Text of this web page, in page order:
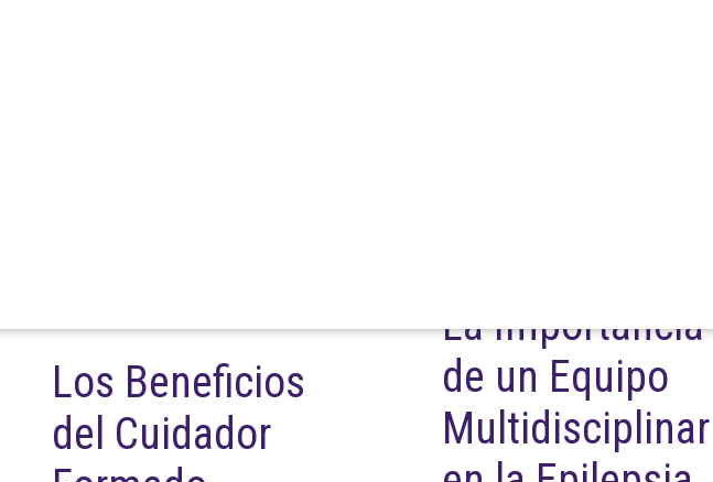
Los Beneficios
del Cuidador
La Importancia
de un Equipo
Multidisciplinar